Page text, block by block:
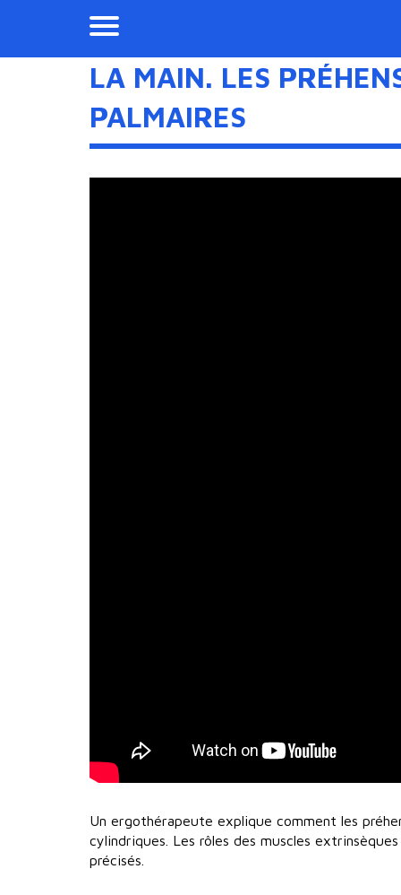
LA MAIN. LES
PALMAIRES
Un ergothérapeute explique comment les
cylindriques. Les rôles des muscles
précisés.